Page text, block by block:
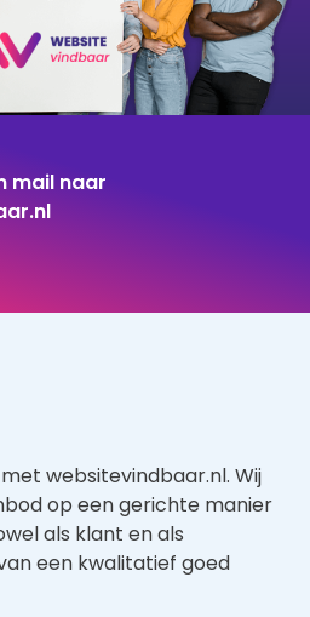
mail naar
websitevindbaar.nl. Wij
op een gerichte manier
als klant en als
een kwalitatief goed